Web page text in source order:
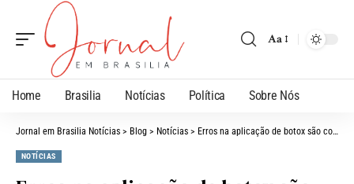
Aa
Home Brasilia Notícias Política Sobre Nós
Jornal em Brasilia Notícias > Blog > Notícias > Erros na aplicação de botox são comuns? Quais as principais falhas desse tipo de procedimento?
NOTÍCIAS